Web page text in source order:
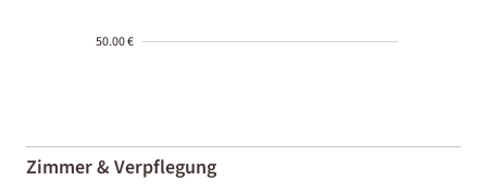
50.00 €
01-02
Zimmer & Verpflegung